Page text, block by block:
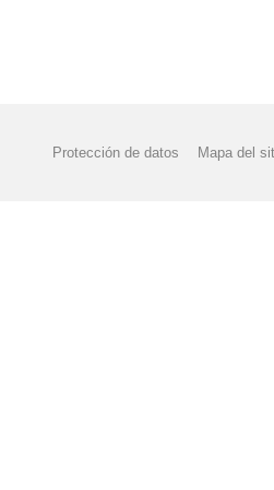
Protección de datos Mapa del